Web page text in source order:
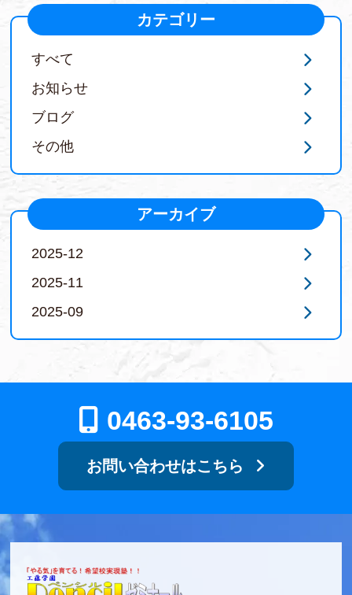
カテゴリー
すべて
お知らせ
ブログ
その他
アーカイブ
2025-12
2025-11
2025-09
0463-93-6105
お問い合わせはこちら